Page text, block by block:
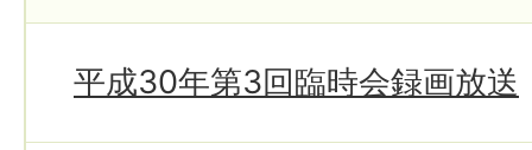
平成30年第3回臨時会録画放送